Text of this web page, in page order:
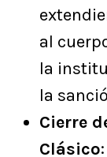
al
la
la
Cierre
Clásico